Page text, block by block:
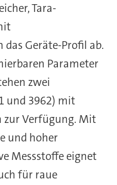
Tara-
Geräte-Profil ab.
Parameter
zwei
und 3962) mit
zur Verfügung. Mit
und hoher
Messstoffe eignet
für raue